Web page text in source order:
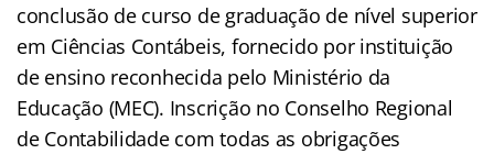
conclusão de curso de graduação de nível superior
em Ciências Contábeis, fornecido por instituição
de ensino reconhecida pelo Ministério da
Educação (MEC). Inscrição no Conselho Regional
de Contabilidade com todas as obrigações